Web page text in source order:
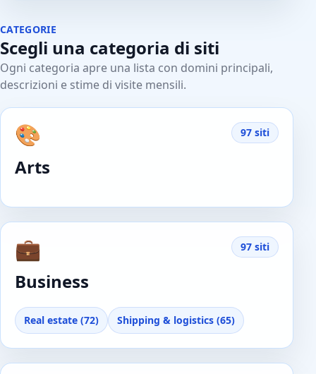
CATEGORIE
Scegli una categoria di siti
Ogni categoria apre una lista con domini principali,
descrizioni e stime di visite mensili.
🎨
Arts
97 siti
💼
Business
97 siti
Real estate (72) Shipping & logistics (65)